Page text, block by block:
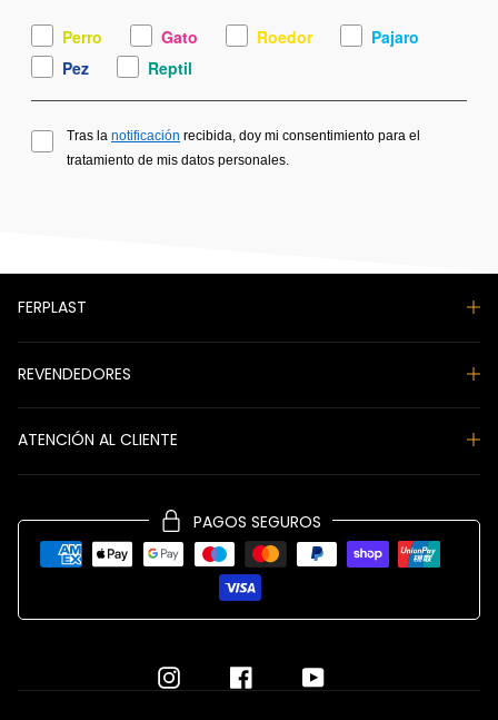
Perro Gato Roedor
Pajaro
Pez
Reptil
Tras lanotificación recibida, doy mi consentimiento para el
tratamiento de mis datos personales.
FERPLAST
REVENDEDORES
ATENCIÓN AL CLIENTE
PAGOS SEGUROS